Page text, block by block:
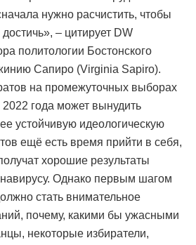
нужно расчистить, чтобы
– цитирует DW
политологии Бостонского
Сапиро (Virginia Sapiro).
на промежуточных выборах
2022 года может вынудить
устойчивую идеологическую
ещё есть время прийти в себя,
хорошие результаты
Однако первым шагом
стать внимательное
почему, какими бы ужасными
некоторые избиратели,